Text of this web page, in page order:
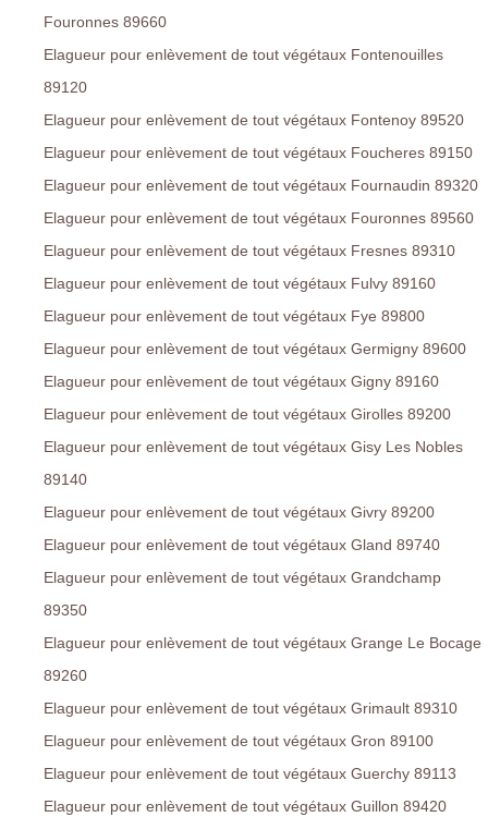
Fouronnes 89660
Elagueur pour enlèvement de tout végétaux Fontenouilles
89120
Elagueur pour enlèvement de tout végétaux Fontenoy 89520
Elagueur pour enlèvement de tout végétaux Foucheres 89150
Elagueur pour enlèvement de tout végétaux Fournaudin 89320
Elagueur pour enlèvement de tout végétaux Fouronnes 89560
Elagueur pour enlèvement de tout végétaux Fresnes 89310
Elagueur pour enlèvement de tout végétaux Fulvy 89160
Elagueur pour enlèvement de tout végétaux Fye 89800
Elagueur pour enlèvement de tout végétaux Germigny 89600
Elagueur pour enlèvement de tout végétaux Gigny 89160
Elagueur pour enlèvement de tout végétaux Girolles 89200
Elagueur pour enlèvement de tout végétaux Gisy Les Nobles
89140
Elagueur pour enlèvement de tout végétaux Givry 89200
Elagueur pour enlèvement de tout végétaux Gland 89740
Elagueur pour enlèvement de tout végétaux Grandchamp
89350
Elagueur pour enlèvement de tout végétaux Grange Le Bocage
89260
Elagueur pour enlèvement de tout végétaux Grimault 89310
Elagueur pour enlèvement de tout végétaux Gron 89100
Elagueur pour enlèvement de tout végétaux Guerchy 89113
Elagueur pour enlèvement de tout végétaux Guillon 89420